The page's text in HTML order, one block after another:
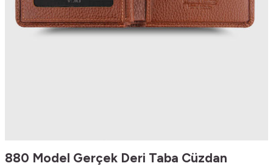
880 Model Gerçek Deri Taba Cüzdan